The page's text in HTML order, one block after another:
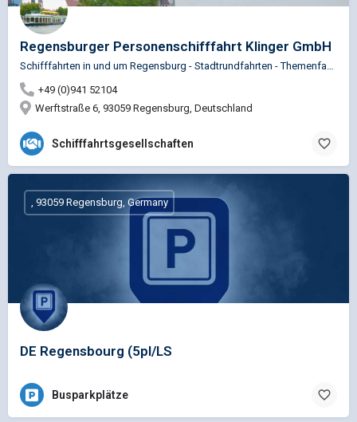
Regensburger Personenschifffahrt Klinger GmbH
+49 (0)941 52104
Werftstraße 6, 93059 Regensburg, Deutschland
Schifffahrtsgesellschaften
DE Regensbourg (5pl/LS
, 93059 Regensburg, Germany
Busparkplätze